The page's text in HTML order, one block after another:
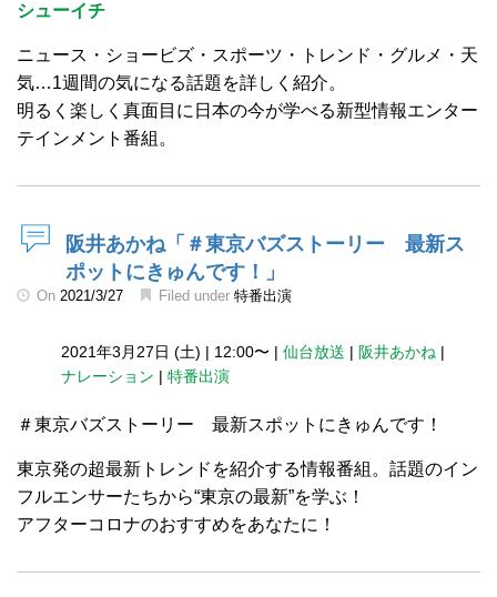
シューイチ
ニュース・ショービズ・スポーツ・トレンド・グルメ・天
気…1週間の気になる話題を詳しく紹介。
明るく楽しく真面目に日本の今が学べる新型情報エンター
テインメント番組。
阪井あかね「＃東京バズストーリー 最新ス
ポットにきゅんです！」
On 2021/3/27 Filed under 特番出演
2021年3月27日 (土) | 12:00〜 | 仙台放送 | 阪井あかね |
ナレーション | 特番出演
＃東京バズストーリー 最新スポットにきゅんです！
東京発の超最新トレンドを紹介する情報番組。話題のイン
フルエンサーたちから“東京の最新”を学ぶ！
アフターコロナのおすすめをあなたに！